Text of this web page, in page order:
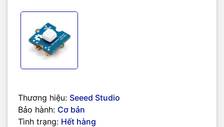
Thương hiệu: Seeed Studio
Bảo hành: Cơ bản
Tình trạng: Hết hàng